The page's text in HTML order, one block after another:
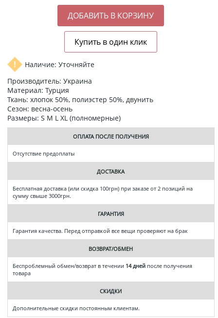
Наличие: Уточняйте
Производитель: Украина
Материал: Турция
Ткань: хлопок 50%, полиэстер 50%, двунить
Сезон: весна-осень
Размеры: S M L XL (полномерные)
ОПЛАТА ПОСЛЕ ПОЛУЧЕНИЯ
Отсутствие предоплаты
ДОСТАВКА
Бесплатная доставка (или скидка 100грн) при заказе от 2 позиций на
сумму свыше 3000грн.
ГАРАНТИЯ
Гарантия качества. Перед отправкой все вещи проверяют на брак
ВОЗВРАТ/ОБМЕН
Беспроблемный обмен/возврат в течении 14 дней после получения
товара
СКИДКИ
Дополнительные скидки постоянным клиентам.